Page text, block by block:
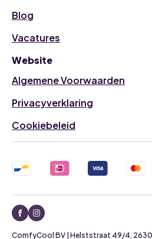
Blog
Vacatures
Website
Algemene Voorwaarden
Privacyverklaring
Cookiebeleid
ComfyCool BV | Helststraat 49/4, 2630